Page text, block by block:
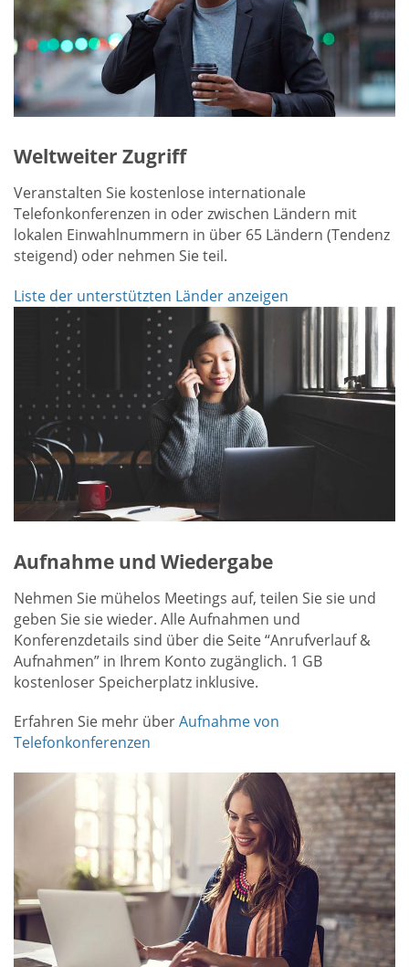
Weltweiter Zugriff
Veranstalten Sie kostenlose internationale
Telefonkonferenzen in oder zwischen Ländern mit
lokalen Einwahlnummern in über 65 Ländern (Tendenz
steigend) oder nehmen Sie teil.
Liste der unterstützten Länder anzeigen
Aufnahme und Wiedergabe
Nehmen Sie mühelos Meetings auf, teilen Sie sie und
geben Sie sie wieder. Alle Aufnahmen und
Konferenzdetails sind über die Seite “Anrufverlauf &
Aufnahmen” in Ihrem Konto zugänglich. 1 GB
kostenloser Speicherplatz inklusive.
Erfahren Sie mehr überAufnahme von
Telefonkonferenzen